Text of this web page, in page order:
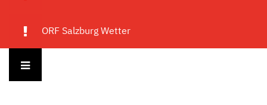
ORF Salzburg Wetter